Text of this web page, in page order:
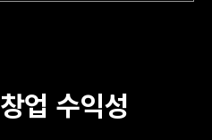
창업 수익성